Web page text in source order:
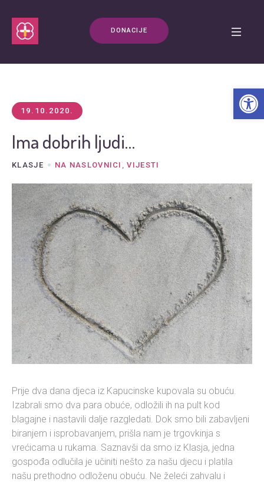
DONACIJE
19.10.2020.
Ima dobrih ljudi…
KLASJE NA NASLOVNICI ,VIJESTI
Prije dva dana djeca iz Kapucinske kupovala su obuću.
Izabrali smo dva para obuće, odložili ih na pult kod
blagajne i nastavili dalje razgledati. Dok smo bili zabavljeni
biranjem i isprobavanjem, prišla nam je trgovkinja s
vrećicama u rukama. Saznavši da smo iz Klasja, jedna
gospođa odlučila je učiniti nešto za našu djecu i platila
našu prethodno odloženu obuću. Ne želeći zahvalu i